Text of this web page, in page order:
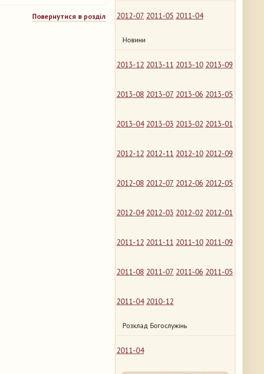
2012-07 2011-05 2011-04
Новини
2013-12 2013-11 2013-10 2013-09
2013-08 2013-07 2013-06 2013-05
2013-04 2013-03 2013-02 2013-01
2012-12 2012-11 2012-10 2012-09
2012-08 2012-07 2012-06 2012-05
2012-04 2012-03 2012-02 2012-01
2011-12 2011-11 2011-10 2011-09
2011-08 2011-07 2011-06 2011-05
2011-04 2010-12
Розклад Богослужінь
2011-04
Повернутися в розділ